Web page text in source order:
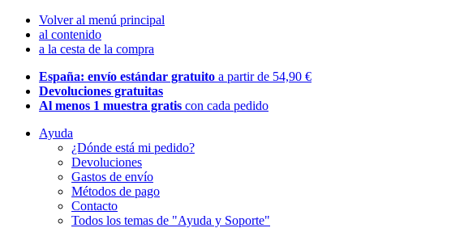
Volver al menú principal
al contenido
a la cesta de la compra
España: envío estándar gratuito a partir de 54,90 €
Devoluciones gratuitas
Al menos 1 muestra gratis con cada pedido
Ayuda
¿Dónde está mi pedido?
Devoluciones
Gastos de envío
Métodos de pago
Contacto
Todos los temas de "Ayuda y Soporte"